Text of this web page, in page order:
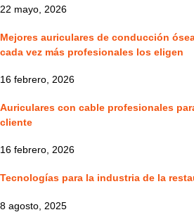
22 mayo, 2026
Mejores auriculares de conducción
cada vez más profesionales los eligen
16 febrero, 2026
Auriculares con cable profesionales
cliente
16 febrero, 2026
Tecnologías para la industria de la
8 agosto, 2025